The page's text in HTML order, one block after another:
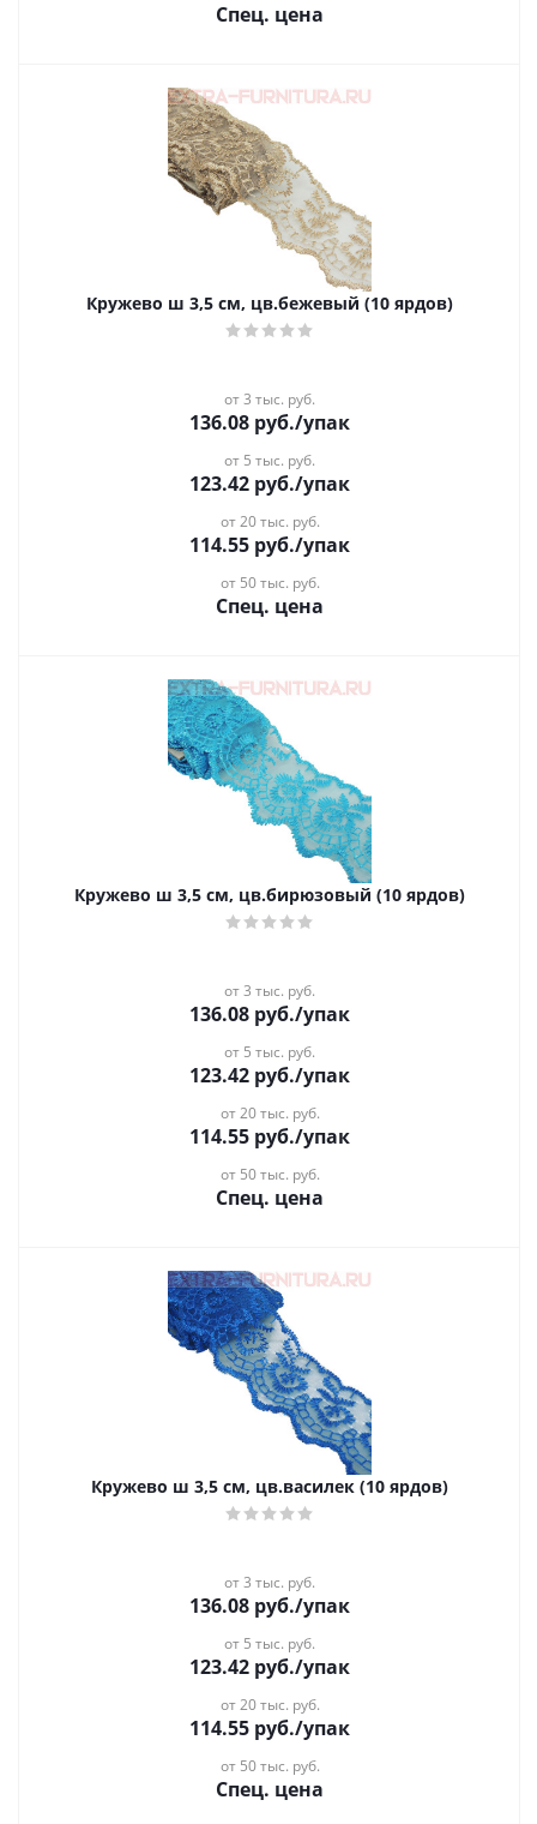
Спец. цена
Кружево ш 3,5 см, цв.бежевый (10 ярдов)
от 3 тыс. руб.
136.08 руб./упак
от 5 тыс. руб.
123.42 руб./упак
от 20 тыс. руб.
114.55 руб./упак
от 50 тыс. руб.
Спец. цена
Кружево ш 3,5 см, цв.бирюзовый (10 ярдов)
от 3 тыс. руб.
136.08 руб./упак
от 5 тыс. руб.
123.42 руб./упак
от 20 тыс. руб.
114.55 руб./упак
от 50 тыс. руб.
Спец. цена
Кружево ш 3,5 см, цв.василек (10 ярдов)
от 3 тыс. руб.
136.08 руб./упак
от 5 тыс. руб.
123.42 руб./упак
от 20 тыс. руб.
114.55 руб./упак
от 50 тыс. руб.
Спец. цена